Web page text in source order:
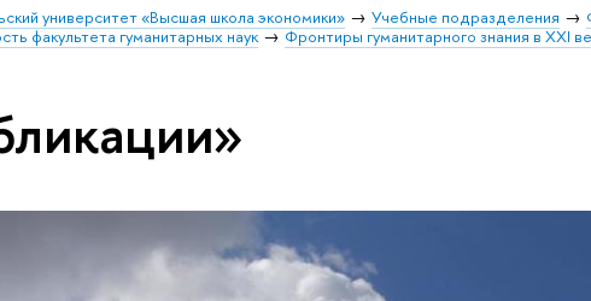
университет «Высшая школа экономики» Учебные подразделения
факультета гуманитарных наук Фронтиры гуманитарного знания в XXI